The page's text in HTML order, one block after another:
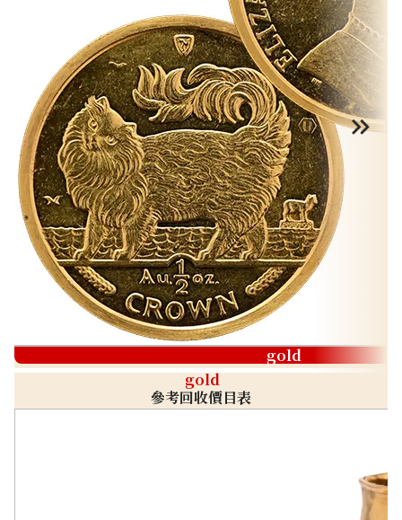
gold
gold
參考回收價目表